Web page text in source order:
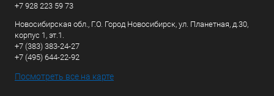
+7 928 223 59 73
Новосибирская обл., Г.О. Город Новосибирск, ул. Планетная, д.30,
корпус 1, эт.1.
+7 (383) 383-24-27
+7 (495) 644-22-92
Посмотреть все на карте